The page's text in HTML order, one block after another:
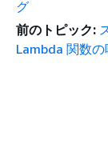
グ
前のトピック:
Lambda 関数の